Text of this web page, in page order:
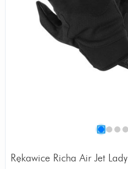
Rękawice Richa Air Jet Lady